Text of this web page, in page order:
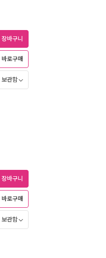
장바구니
바로구매
보관함
장바구니
바로구매
보관함